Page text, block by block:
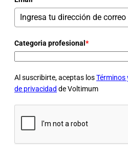
Categoria profesional *
Al suscribirte, aceptas losTérminos
de privacidad de Voltimum